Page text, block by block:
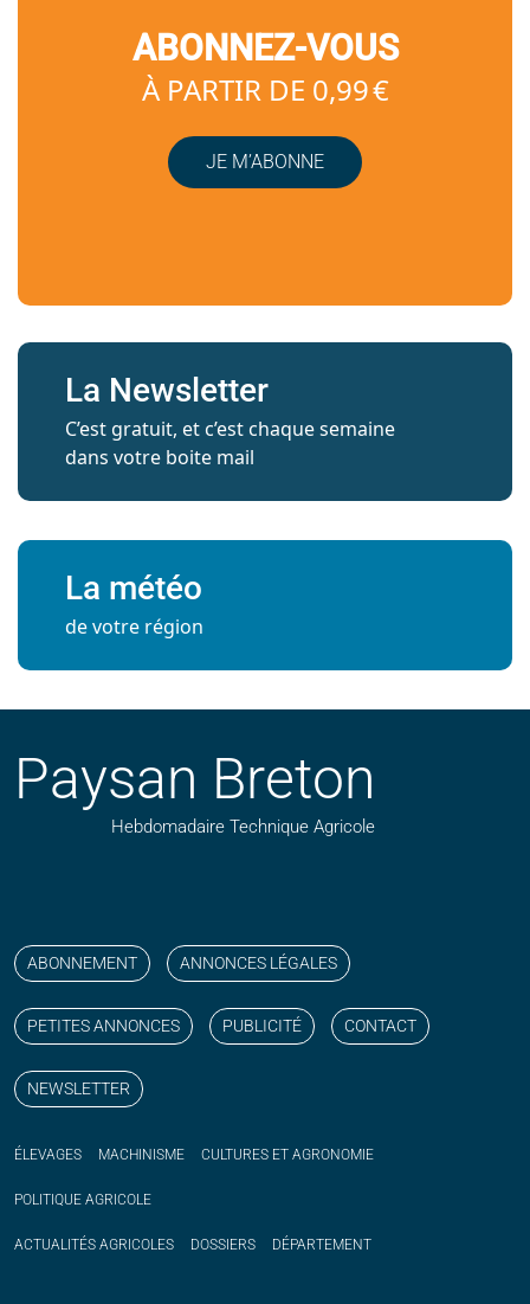
ABONNEZ-VOUS
À PARTIR DE 0,99 €
JE M’ABONNE
La Newsletter
C’est gratuit, et c’est chaque semaine
dans votre boite mail
La météo
de votre région
Paysan Breton
Hebdomadaire Technique Agricole
ABONNEMENT ANNONCES LÉGALES
PETITES ANNONCES PUBLICITÉ CONTACT
NEWSLETTER
ÉLEVAGES MACHINISME CULTURES ET AGRONOMIE
POLITIQUE AGRICOLE
ACTUALITÉS AGRICOLES DOSSIERS DÉPARTEMENT